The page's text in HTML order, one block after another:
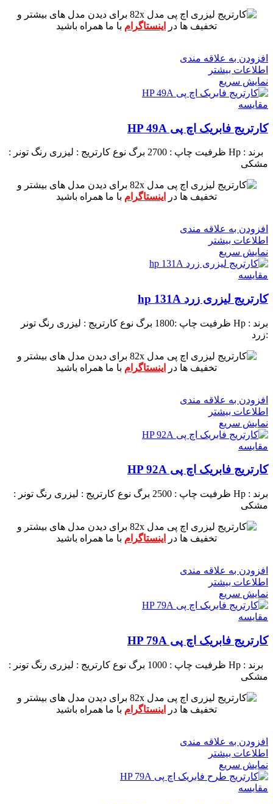
برای دیدن مدل های بیشتر و
تخفیف ها در
اینستاگرام با ما همراه باشید
افزودن به علاقه مندی
اطلاعات بیشتر
نمایش سریع
مقايسه
کارتریج فابریک اچ پی HP 49A
برند : Hp ظرفیت چاپ : 2700 برگ نوع کارتریج : لیزری رنگ تونر :
مشکی
برای دیدن مدل های بیشتر و
تخفیف ها در
اینستاگرام با ما همراه باشید
افزودن به علاقه مندی
اطلاعات بیشتر
نمایش سریع
مقايسه
کارتریج لیزری زرد hp 131A
برند : Hp ظرفیت چاپ :1800 برگ نوع کارتریج : لیزری رنگ تونر
:زرد
برای دیدن مدل های بیشتر و
تخفیف ها در
اینستاگرام با ما همراه باشید
افزودن به علاقه مندی
اطلاعات بیشتر
نمایش سریع
مقايسه
کارتریج فابریک اچ پی HP 92A
برند : Hp ظرفیت چاپ : 2500 برگ نوع کارتریج : لیزری رنگ تونر :
مشکی
برای دیدن مدل های بیشتر و
تخفیف ها در
اینستاگرام با ما همراه باشید
افزودن به علاقه مندی
اطلاعات بیشتر
نمایش سریع
مقايسه
کارتریج فابریک اچ پی HP 79A
برند : Hp ظرفیت چاپ : 1000 برگ نوع کارتریج : لیزری رنگ تونر :
مشکی
برای دیدن مدل های بیشتر و
تخفیف ها در
اینستاگرام با ما همراه باشید
افزودن به علاقه مندی
اطلاعات بیشتر
نمایش سریع
مقايسه